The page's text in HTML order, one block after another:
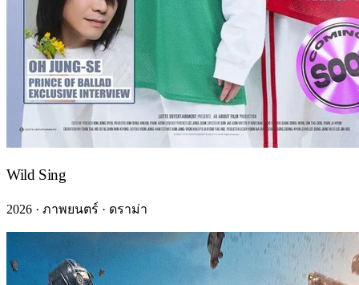
Wild Sing
2026 · ภาพยนตร์ · ดราม่า